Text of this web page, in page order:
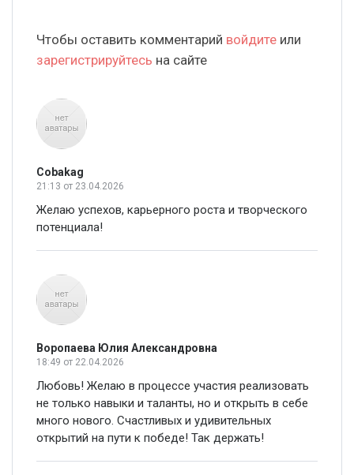
Чтобы оставить комментарий войдите или
зарегистрируйтесь на сайте
Cobakag
21:13 от 23.04.2026
Желаю успехов, карьерного роста и творческого
потенциала!
Воропаева Юлия Александровна
18:49 от 22.04.2026
Любовь! Желаю в процессе участия реализовать
не только навыки и таланты, но и открыть в себе
много нового. Счастливых и удивительных
открытий на пути к победе! Так держать!